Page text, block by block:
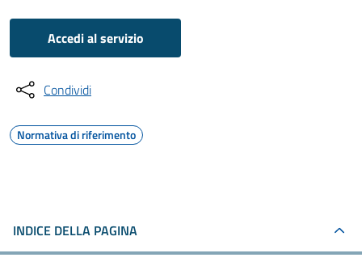
Accedi al servizio
Condividi
Normativa di riferimento
INDICE DELLA PAGINA